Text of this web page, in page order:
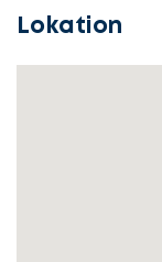
Lokation